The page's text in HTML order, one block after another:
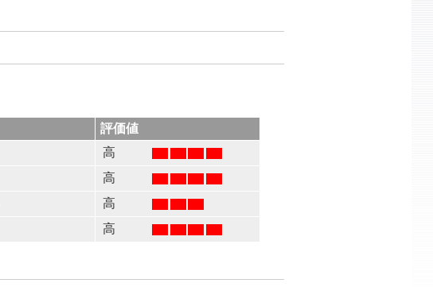
評価値
高
高
高
高